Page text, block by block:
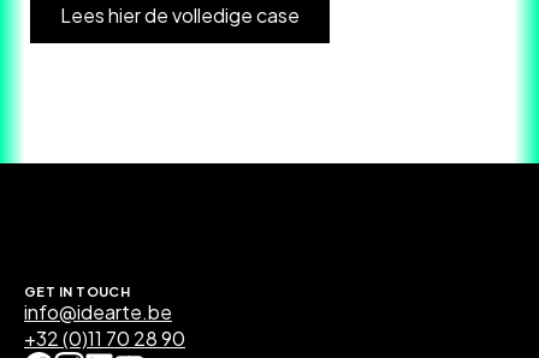
Lees hier de volledige case
GET IN TOUCH
info@idearte.be
+32 (0)11 70 28 90